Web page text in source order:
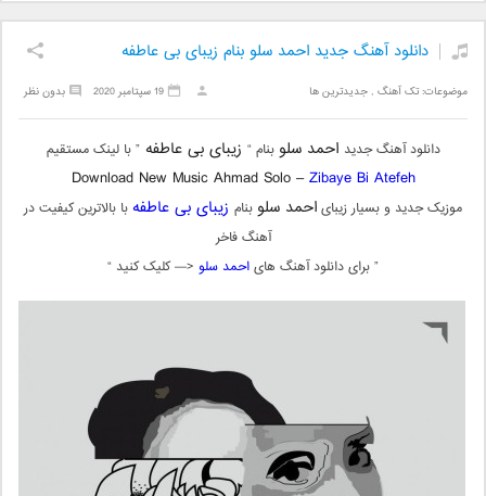
دانلود آهنگ جدید احمد سلو بنام زیبای بی عاطفه
موضوعات:تک آهنگ ,جدیدترین ها بدون نظر 19 سپتامبر 2020
دانلود آهنگ جدید احمد سلو بنام “ زیبای بی عاطفه” با لینک مستقیم
Download New Music Ahmad Solo –Zibaye Bi Atefeh
موزیک جدید و بسیار زیبایاحمد سلو بنام زیبای بی عاطفهبا بالاترین کیفیت در
آهنگ فاخر
” برای دانلود آهنگ هایاحمد سلو <— کلیک کنید “